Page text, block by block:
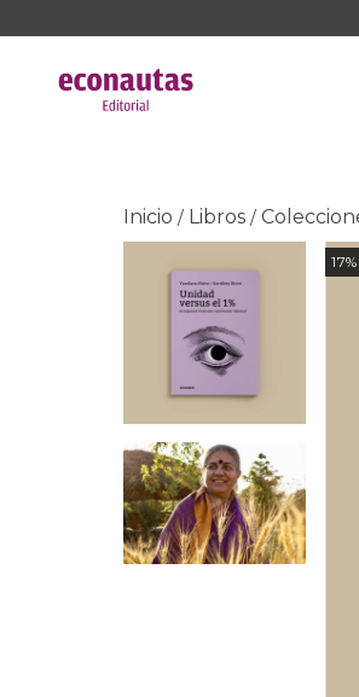
Inicio / Libros /
17%